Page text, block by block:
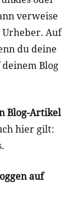
verweise
Auf
du deine
Blog
Blog-Artikel
hier gilt:
auf